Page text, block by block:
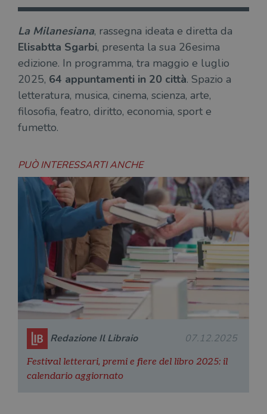
La Milanesiana, rassegna ideata e diretta da
Elisabtta Sgarbi, presenta la sua 26esima
edizione. In programma, tra maggio e luglio
2025, 64 appuntamenti in 20 città. Spazio a
letteratura, musica, cinema, scienza, arte,
filosofia, featro, diritto, economia, sport e
fumetto.
PUÒ INTERESSARTI ANCHE
Redazione Il Libraio 07.12.2025
Festival letterari, premi e fiere del libro 2025: il
calendario aggiornato